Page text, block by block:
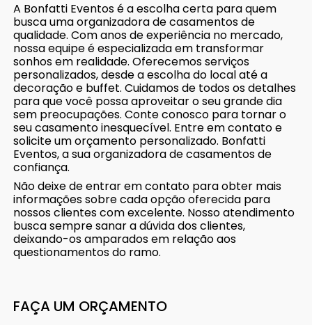
A Bonfatti Eventos é a escolha certa para quem
busca uma organizadora de casamentos de
qualidade. Com anos de experiência no mercado,
nossa equipe é especializada em transformar
sonhos em realidade. Oferecemos serviços
personalizados, desde a escolha do local até a
decoração e buffet. Cuidamos de todos os detalhes
para que você possa aproveitar o seu grande dia
sem preocupações. Conte conosco para tornar o
seu casamento inesquecível. Entre em contato e
solicite um orçamento personalizado. Bonfatti
Eventos, a sua organizadora de casamentos de
confiança.
Não deixe de entrar em contato para obter mais
informações sobre cada opção oferecida para
nossos clientes com excelente. Nosso atendimento
busca sempre sanar a dúvida dos clientes,
deixando-os amparados em relação aos
questionamentos do ramo.
FAÇA UM ORÇAMENTO